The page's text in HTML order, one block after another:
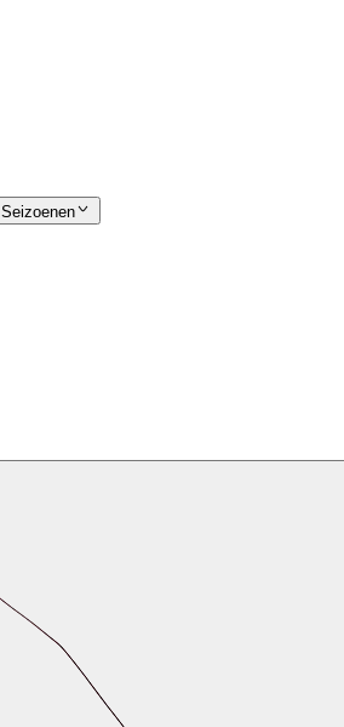
Seizoenen